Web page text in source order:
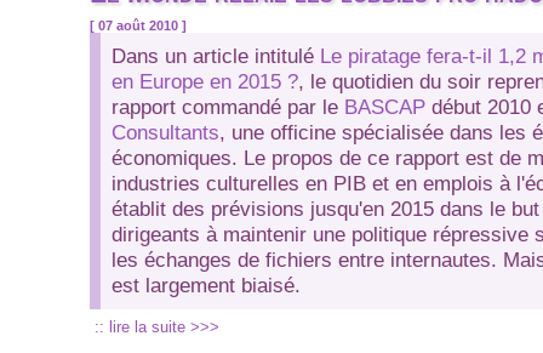
[ 07 août 2010 ]
Dans un article intitulé Le piratage fera-t-il 1,2
en Europe en 2015 ?, le quotidien du soir
rapport commandé par le BASCAPdébut 2010
Consultants, une officine spécialisée dans les
économiques. Le propos de ce rapport est de
industries culturelles en PIB et en emplois à
établit des prévisions jusqu'en 2015 dans le
dirigeants à maintenir une politique répressive
les échanges de fichiers entre internautes.
est largement biaisé.
:: lire la suite >>>